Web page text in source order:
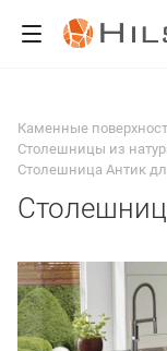
Каменные
Столешницы из
Столешница Антик